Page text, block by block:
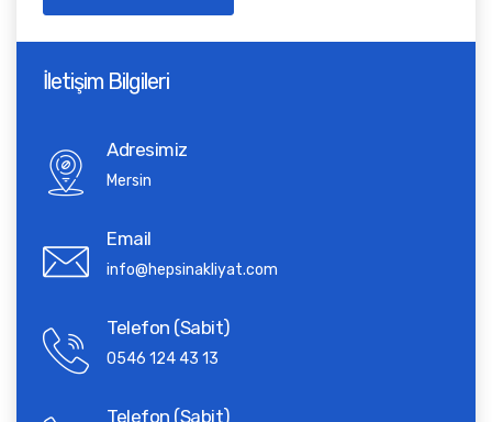
İletişim Bilgileri
Adresimiz
Mersin
Email
info@hepsinakliyat.com
Telefon (Sabit)
0546 124 43 13
Telefon (Sabit)